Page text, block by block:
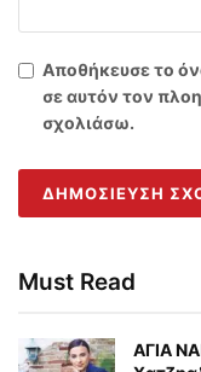
Αποθήκευσε το
σε αυτόν τον
σχολιάσω.
Must Read
ΑΓΙΑ